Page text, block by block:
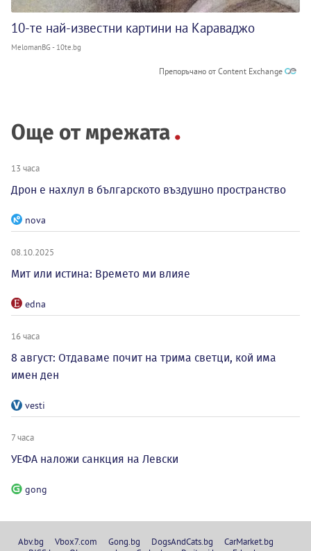
10-те най-известни картини на Караваджо
MelomanBG - 10te.bg
Препоръчано от Content Exchange
Още от мрежата
13 часа
Дрон е нахлул в българското въздушно пространство
nova
08.10.2025
Мит или истина: Времето ми влияе
edna
16 часа
8 август: Отдаваме почит на трима светци, кой има
имен ден
vesti
7 часа
УЕФА наложи санкция на Левски
gong
Abv.bg Vbox7.com Gong.bg DogsAndCats.bg
CarMarket.bg